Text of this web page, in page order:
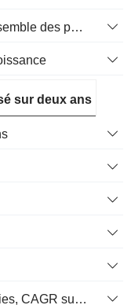
Flux de trésorerie libre pour l’ensemble des pourvoyeurs de fonds (créanciers et actionnaires) FCFF, Croissance 1 an
sur deux ans
Bénéfices des activités poursuivies, CAGR sur 2 ans